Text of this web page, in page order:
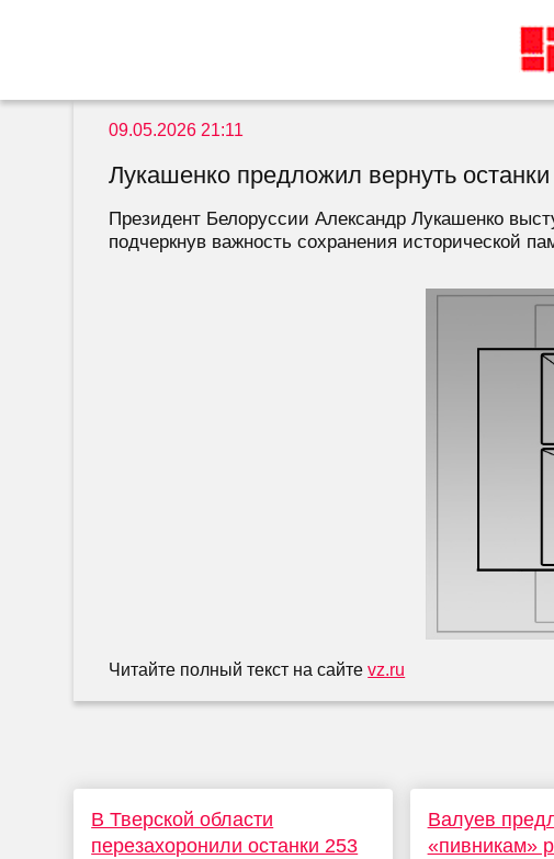
09.05.2026 21:11
Лукашенко предложил вернуть
Президент Белоруссии Александр Лукашенко
подчеркнув важность сохранения исторической
Читайте полный текст на сайтеvz.ru
В Тверской области
перезахоронили останки 253
Валуев
«пивникам»